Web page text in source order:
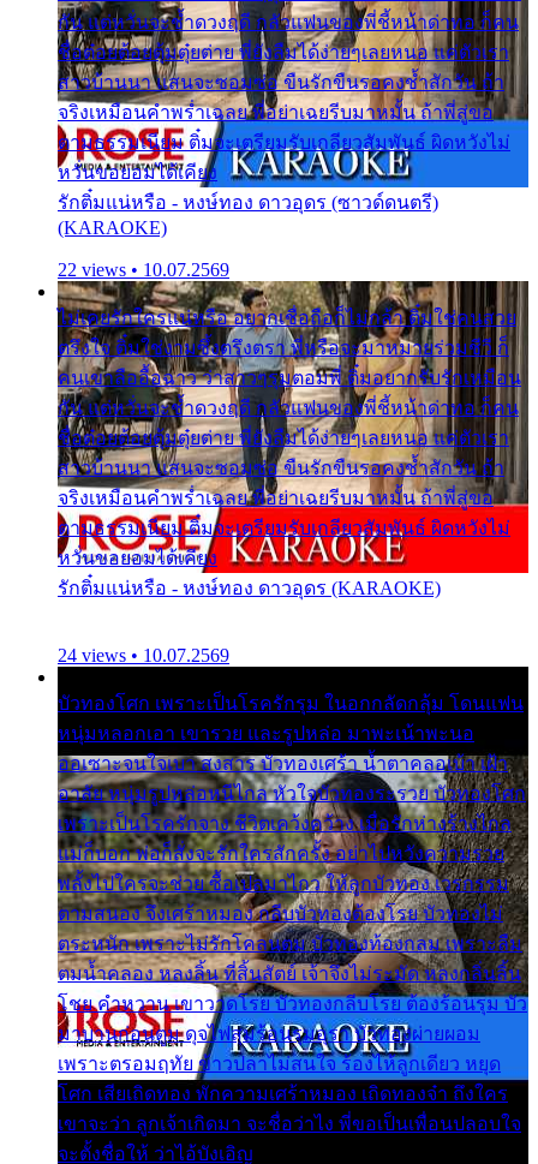
กัน แต่หวั่นจะช้ำดวงฤดี กลัวแฟนของพี่ชี้หน้าด่าทอ ก็คน
ชื่อต๋อยต้อยตุ้มตุ๋ยต่าย พี่ยังลืมได้ง่ายๆเลยหนอ แค่ตัวเรา
สาวบ้านนา แสนจะซอมซ่อ ขืนรักขืนรอคงช้ำสักวัน ถ้า
จริงเหมือนคำพร่ำเฉลย พี่อย่าเฉยรีบมาหมั้น ถ้าพี่สู่ขอ
ตามธรรมเนียม ติ๋มจะเตรียมรับเกลียวสัมพันธ์ ผิดหวังไม่
หวั่นขอยอมได้เคียง
รักติ๋มแน่หรือ - หงษ์ทอง ดาวอุดร (ซาวด์ดนตรี)
(KARAOKE)
22 views • 10.07.2569
ไม่เคยรักใครแน่หรือ อยากเชื่อถือก็ไม่กล้า ติ๋มใช่คนสวย
ตรึงใจ ติ๋มใช่งามซึ้งตรึงตรา พี่หรือจะมาหมายร่วมชีวี ก็
คนเขาลืออื้อฉาว ว่าสาวๆรุมตอมพี่ ติ๋มอยากรับรักเหมือน
กัน แต่หวั่นจะช้ำดวงฤดี กลัวแฟนของพี่ชี้หน้าด่าทอ ก็คน
ชื่อต๋อยต้อยตุ้มตุ๋ยต่าย พี่ยังลืมได้ง่ายๆเลยหนอ แค่ตัวเรา
สาวบ้านนา แสนจะซอมซ่อ ขืนรักขืนรอคงช้ำสักวัน ถ้า
จริงเหมือนคำพร่ำเฉลย พี่อย่าเฉยรีบมาหมั้น ถ้าพี่สู่ขอ
ตามธรรมเนียม ติ๋มจะเตรียมรับเกลียวสัมพันธ์ ผิดหวังไม่
หวั่นขอยอมได้เคียง
รักติ๋มแน่หรือ - หงษ์ทอง ดาวอุดร (KARAOKE)
24 views • 10.07.2569
บัวทองโศก เพราะเป็นโรครักรุม ในอกกลัดกลุ้ม โดนแฟน
หนุ่มหลอกเอา เขารวย และรูปหล่อ มาพะเน้าพะนอ
ออเซาะจนใจเบา สงสาร บัวทองเศร้า น้ำตาคลอเบ้า เฝ้า
อาลัย หนุ่มรูปหล่อหนีไกล หัวใจบัวทองระรวย บัวทองโศก
เพราะเป็นโรครักจาง ชีวิตเคว้งคว้าง เมื่อรักห่างร้างไกล
แม่ก็บอก พ่อก็สั่งจะรักใครสักครั้ง อย่าไปหวังความรวย
พลั้งไปใครจะช่วย ซื้อเปลมาไกว ให้ลูกบัวทอง เวรกรรม
ตามสนอง จึงเศร้าหมอง กลีบบัวทองต้องโรย บัวทองไม่
ตระหนัก เพราะไม่รักโคลนตม บัวทองท้องกลม เพราะลืม
ตมน้ำคลอง หลงลิ้น ที่สิ้นสัตย์ เจ้าจึงไม่ระมัด หลงกลิ่นลิ้น
โชย คำหวาน เขาวาดโรย บัวทองกลีบโรย ต้องร้อนรุม บัว
มาบานก่อนตูม ดุจไฟสุมร้อนรุมอุรา บัวทองผ่ายผอม
เพราะตรอมฤทัย ข้าวปลาไม่สนใจ ร้องไห้ลูกเดียว หยุด
โศก เสียเถิดทอง พักความเศร้าหมอง เถิดทองจ๋า ถึงใคร
เขาจะว่า ลูกเจ้าเกิดมา จะชื่อว่าไง พี่ขอเป็นเพื่อนปลอบใจ
จะตั้งชื่อให้ ว่าไอ้บังเอิญ